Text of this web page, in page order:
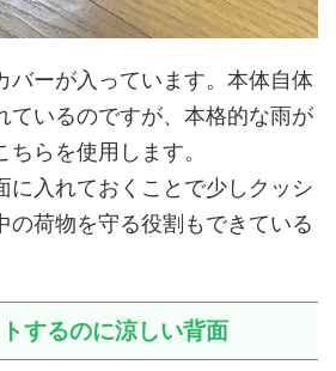
バーが入っています。本体自体
ているのですが、本格的な雨が
らを使用します。
に入れておくことで少しクッシ
の荷物を守る役割もできている
するのに涼しい背面